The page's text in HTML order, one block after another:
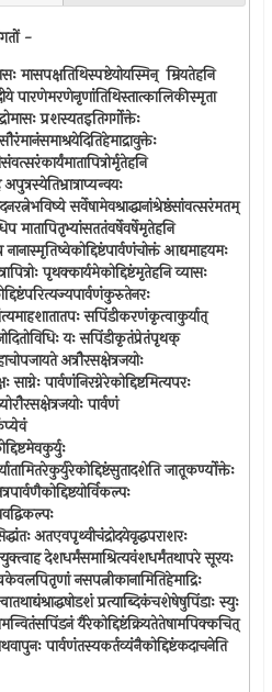
-
मासपक्षतिथिस्पष्टेयोयस्मिन् ‍ म्रियतेहनि
पारणेमरणेनृणांतिथिस्तात्कालिकीस्मृता
प्रशस्यतइतिगर्गोक्तेः
सर्वेषामेवश्राद्धानांश्रेष्ठंसांवत्सरंमतम्
मातापितृभ्यांसततंवर्षेवर्षेमृतेहनि
आद्यमाहयमः
पृथक्कार्यमेकोद्दिष्टंमृतेहनि व्यासः
सपिंडीकरणंकृत्वाकुर्यात्
यः सपिंडीकृतंप्रेतंपृथक्
अत्रौरसक्षेत्रजयोः
साग्नेः पार्वणंनिरग्नेरेकोद्दिष्टमित्यपरः
पार्वणं
जातूकर्ण्योक्तेः
अतएवपृथ्वीचंद्रोदयेवृद्धपराशरः
देशधर्मंसमाश्रित्यवंशधर्मंतथापरे सूरयः
नसपत्नीकानामितिहेमाद्रिः
प्रत्याब्दिकंचशेषेषुपिंडाः स्युः
यैरेकोद्दिष्टंक्रियतेतेषामपिक्कचित्
पार्वणंतस्यकर्तव्यंनैकोद्दिष्टंकदाचनेति